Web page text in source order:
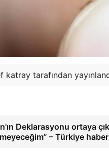
katray tarafından
Deklarasyonu ortaya
– Türkiye